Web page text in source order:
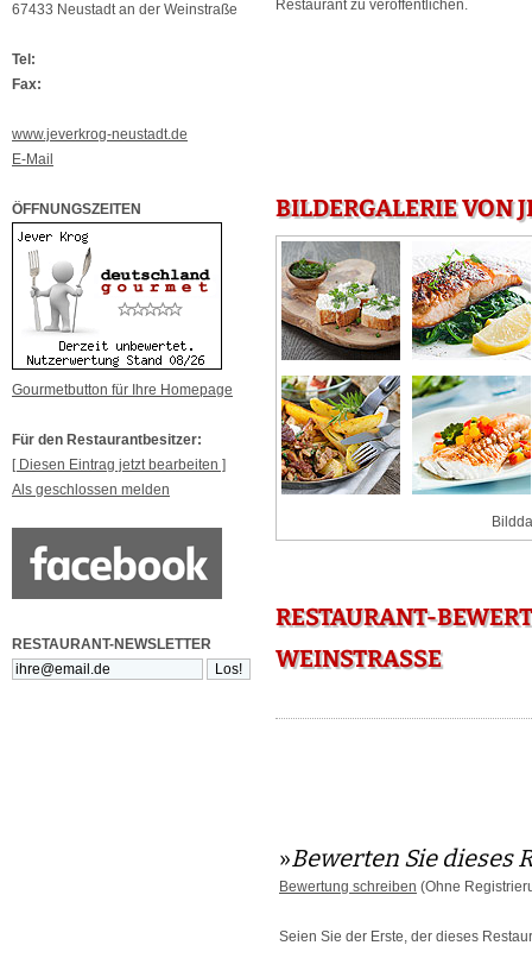
67433 Neustadt an der Weinstraße
Tel:
Fax:
www.jeverkrog-neustadt.de
E-Mail
ÖFFNUNGSZEITEN
Gourmetbutton für Ihre Homepage
Für den Restaurantbesitzer:
[ Diesen Eintrag jetzt bearbeiten ]
Als geschlossen melden
RESTAURANT-NEWSLETTER
Restaurant zu veröffentlichen.
BILDERGALERIE VON
RESTAURANT-
WEINSTRASSE
»Bewerten Sie dieses
Bewertung schreiben (Ohne
Seien Sie der Erste, der dieses